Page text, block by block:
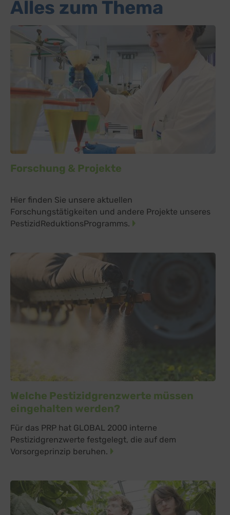
Alles zum Thema
Forschung & Projekte
Hier finden Sie unsere aktuellen
Forschungstätigkeiten und andere Projekte unseres
PestizidReduktionsProgramms.
Welche Pestizidgrenzwerte müssen
eingehalten werden?
Für das PRP hat GLOBAL 2000 interne
Pestizidgrenzwerte festgelegt, die auf dem
Vorsorgeprinzip beruhen.